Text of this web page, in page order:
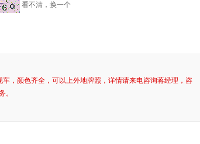
看不清，换一个
，颜色齐全，可以上外地牌照，详情请来电咨询蒋经理，咨
。